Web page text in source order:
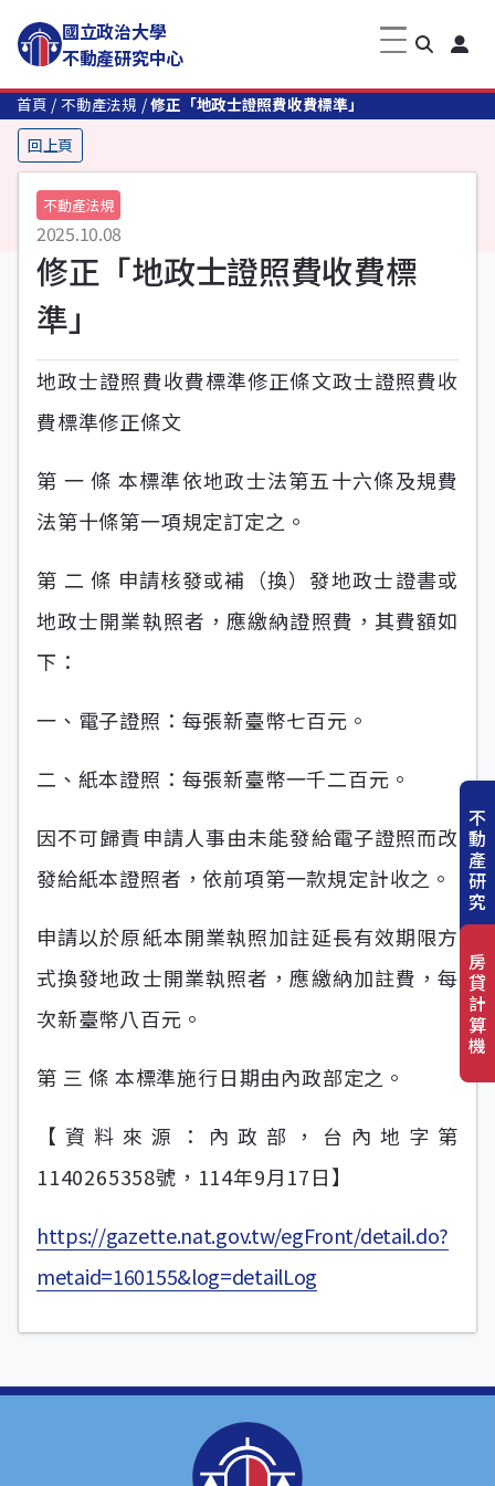
國立政治大學
不動產研究中心
首頁 不動產法規
修正「地政士證照費收費標準」
回上頁
不動產法規
2025.10.08
修正「地政士證照費收費標
準」
地政士證照費收費標準修正條文政士證照費收
費標準修正條文
第 一 條 本標準依地政士法第五十六條及規費
法第十條第一項規定訂定之。
第 二 條 申請核發或補（換）發地政士證書或
地政士開業執照者，應繳納證照費，其費額如
下：
一、電子證照：每張新臺幣七百元。
二、紙本證照：每張新臺幣一千二百元。
因不可歸責申請人事由未能發給電子證照而改
發給紙本證照者，依前項第一款規定計收之。
申請以於原紙本開業執照加註延長有效期限方
式換發地政士開業執照者，應繳納加註費，每
次新臺幣八百元。
第 三 條 本標準施行日期由內政部定之。
【資料來源：內政部，台內地字第
1140265358號，114年9月17日】
https://gazette.nat.gov.tw/egFront/detail.do?
metaid=160155&log=detailLog
不
動
產
研
究
房
貸
計
算
機